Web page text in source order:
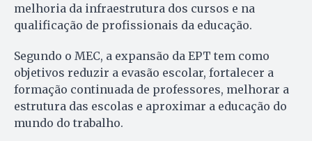
melhoria da infraestrutura dos cursos e na
qualificação de profissionais da educação.
Segundo o MEC, a expansão da EPT tem como
objetivos reduzir a evasão escolar, fortalecer a
formação continuada de professores, melhorar a
estrutura das escolas e aproximar a educação do
mundo do trabalho.